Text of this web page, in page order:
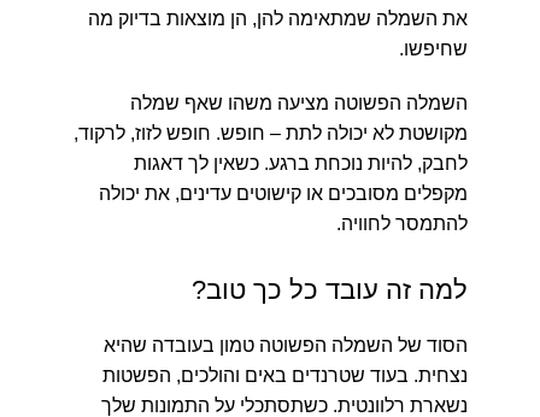
את השמלה שמתאימה להן, הן מוצאות בדיוק מה
שחיפשו.
השמלה הפשוטה מציעה משהו שאף שמלה
מקושטת לא יכולה לתת – חופש. חופש לזוז, לרקוד,
לחבק, להיות נוכחת ברגע. כשאין לך דאגות
מקפלים מסובכים או קישוטים עדינים, את יכולה
להתמסר לחוויה.
למה זה עובד כל כך טוב?
הסוד של השמלה הפשוטה טמון בעובדה שהיא
נצחית. בעוד שטרנדים באים והולכים, הפשטות
נשארת רלוונטית. כשתסתכלי על התמונות שלך